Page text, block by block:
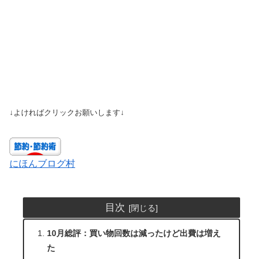
↓よければクリックお願いします↓
にほんブログ村
目次
10月総評：買い物回数は減ったけど出費は増え
た